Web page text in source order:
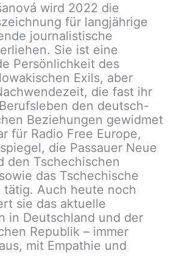
wird 2022 die
für langjährige
journalistische
Sie ist eine
Persönlichkeit des
Exils, aber
die fast ihr
den deutsch-
Beziehungen gewidmet
für Radio Free Europe,
die Passauer Neue
den Tschechischen
das Tschechische
tätig. Auch heute noch
sie das aktuelle
in Deutschland und der
Republik – immer
mit Empathie und